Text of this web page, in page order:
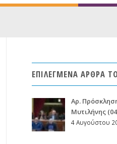
ΕΠΙΛΕΓΜΕΝΑ ΑΡΘΡΑ
Aρ.
Μυτιλήνης
4 Αυγούστου